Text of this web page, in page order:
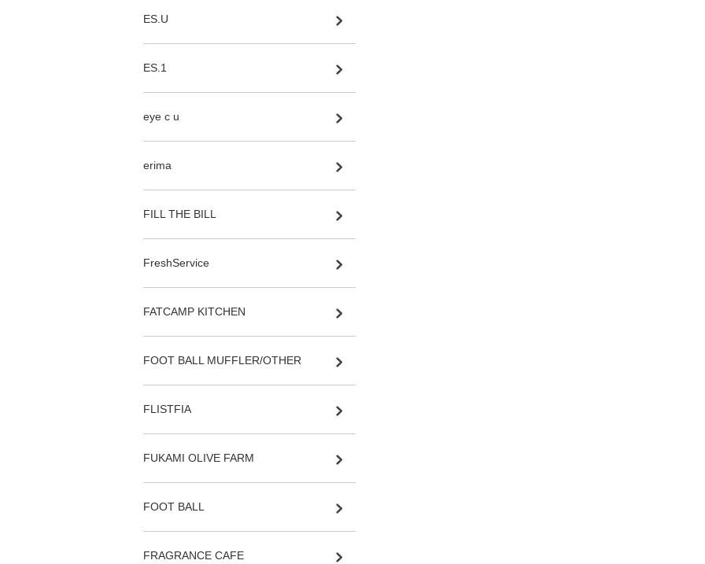
ES.U
ES.1
eye c u
erima
FILL THE BILL
FreshService
FATCAMP KITCHEN
FOOT BALL MUFFLER/OTHER
FLISTFIA
FUKAMI OLIVE FARM
FOOT BALL
FRAGRANCE CAFE